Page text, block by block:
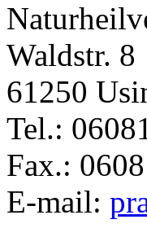
Waldstr. 8
61250
Tel.:
Fax.:
E-mail: